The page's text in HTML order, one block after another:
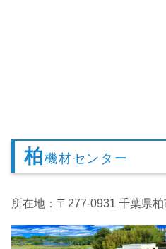
柏機材センター
所在地：〒277-0931 千葉県